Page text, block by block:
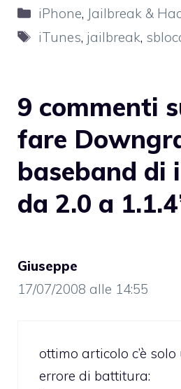
Categorie
iPhone, Jailbreak &
Tag
iTunes, jailbreak,
9 commenti
fare
baseband di
da 2.0 a
Giuseppe
17/07/2008 alle 14:55
ottimo articolo c’è
errore di battitura: